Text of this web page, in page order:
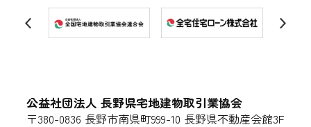
公益社団法人 長野県宅地建物取引業協会
〒380-0836 長野市南県町999-10 長野県不動産会館3F